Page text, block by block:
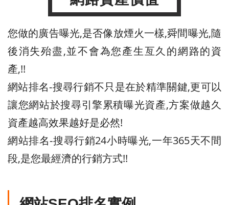
您做的廣告曝光,是否像放煙火一樣,舜間曝光,隨
後消失殆盡,並不會為您產生亙久的網路的資
產,!!
網站排名-搜尋行銷不只是在於精準關鍵,更可以
讓您網站於搜尋引擎累積曝光資產,方案做越久
資產越高效果越好是必然!
網站排名-搜尋行銷24小時曝光,一年365天不間
段,是您最經濟的行銷方式!!